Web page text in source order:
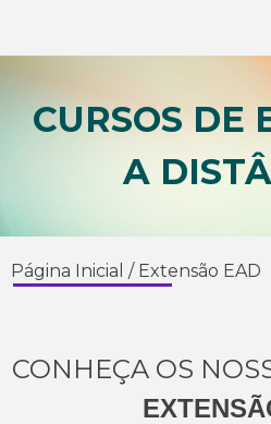
CURSOS DE
A
Página Inicial / Extensão EAD
CONHEÇA OS